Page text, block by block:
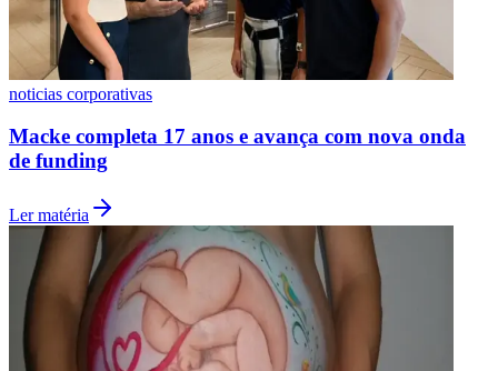
noticias corporativas
Macke completa 17 anos e avança com nova onda
de funding
Ler matéria